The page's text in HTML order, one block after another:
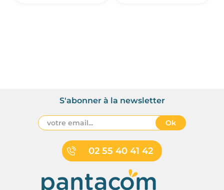
02 55 40 41 42
S'abonner à la newsletter
Ok